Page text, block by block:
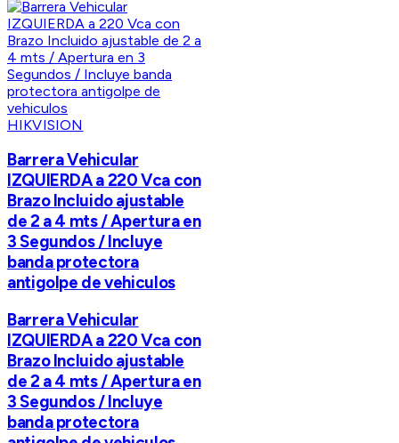
HIKVISION
Barrera Vehicular
IZQUIERDA a 220 Vca con
Brazo Incluido ajustable
de 2 a 4 mts / Apertura en
3 Segundos / Incluye
banda protectora
antigolpe de vehiculos
Barrera Vehicular
IZQUIERDA a 220 Vca con
Brazo Incluido ajustable
de 2 a 4 mts / Apertura en
3 Segundos / Incluye
banda protectora